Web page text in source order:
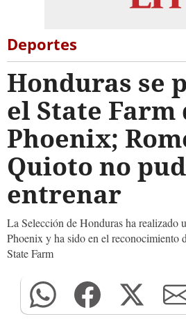
Deportes
Honduras se
el State Farm
Phoenix;
Quioto no
entrenar
La Selección de Honduras ha realizado
Phoenix y ha sido en el reconocimiento
State Farm